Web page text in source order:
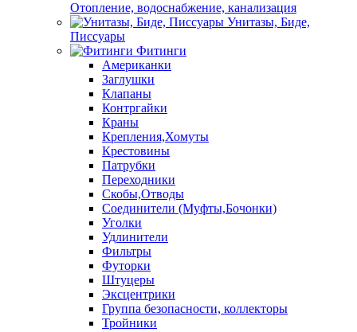
Отопление, водоснабжение, канализация
Унитазы, Биде,
Писсуары
Фитинги
Американки
Заглушки
Клапаны
Контргайки
Краны
Крепления,Хомуты
Крестовины
Патрубки
Переходники
Скобы,Отводы
Соединители (Муфты,Бочонки)
Уголки
Удлинители
Фильтры
Футорки
Штуцеры
Эксцентрики
Группа безопасности, коллекторы
Тройники